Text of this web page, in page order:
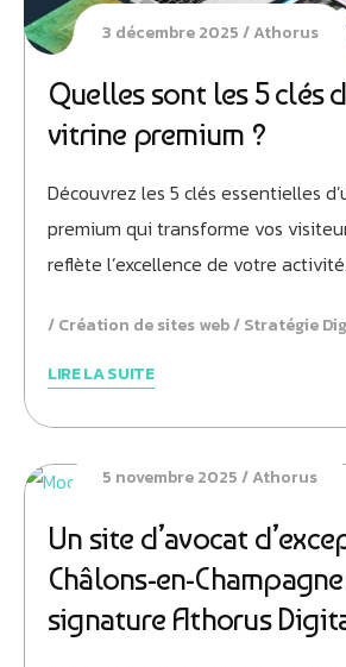
3 décembre 2025 Athorus
Quelles sont les 5 clés
vitrine premium ?
Découvrez les 5 clés essentielles
premium qui transforme vos
reflète l’excellence de votre activité.
Création de sites web
Stratégie
LIRE LA SUITE
5 novembre 2025 Athorus
Un site d’avocat
Châlons-en-
signature Athorus